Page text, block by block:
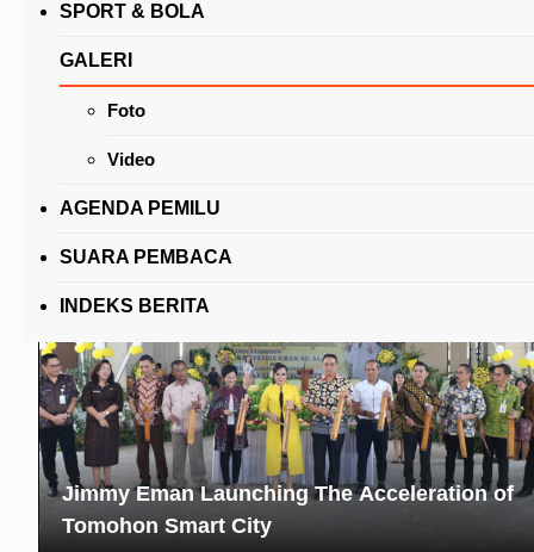
SPORT & BOLA
GALERI
Foto
Video
AGENDA PEMILU
SUARA PEMBACA
INDEKS BERITA
Bendum PDI-P Sebut Tanggal Pertemuan
Prabowo-Megawati
Jimmy Eman Launching The Acceleration of
Tomohon Smart City